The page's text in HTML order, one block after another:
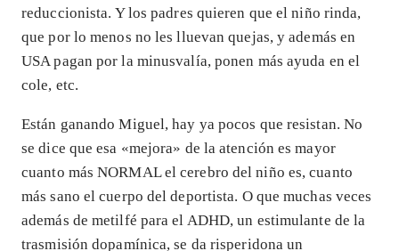
reduccionista. Y los padres quieren que el niño rinda,
que por lo menos no les lluevan quejas, y además en
USA pagan por la minusvalía, ponen más ayuda en el
cole, etc.
Están ganando Miguel, hay ya pocos que resistan. No
se dice que esa «mejora» de la atención es mayor
cuanto más NORMAL el cerebro del niño es, cuanto
más sano el cuerpo del deportista. O que muchas veces
además de metilfé para el ADHD, un estimulante de la
trasmisión dopamínica, se da risperidona un